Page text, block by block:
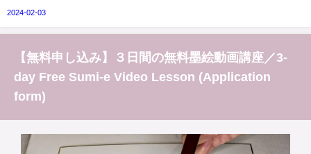
2024-02-03
【無料申し込み】３日間の無料墨絵動画講座／3-
day Free Sumi-e Video Lesson (Application
form)